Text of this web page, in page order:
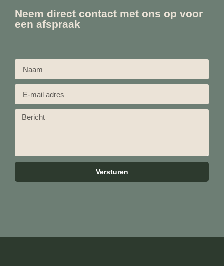
Neem direct contact met ons op voor
een afspraak
Versturen